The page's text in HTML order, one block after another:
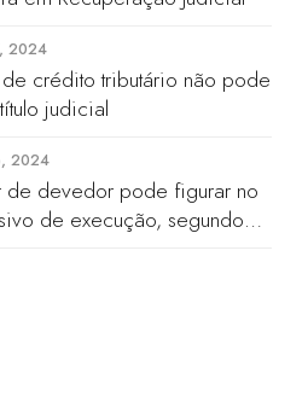
2024
crédito tributário não pode
judicial
2024
de devedor pode figurar no
de execução, segundo